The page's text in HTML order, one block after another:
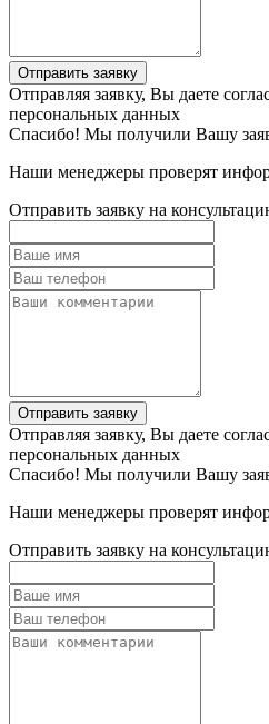
Отправить заявку
Отправляя заявку, Вы даете
персональных данных
Спасибо! Мы получили Вашу
Наши менеджеры проверят
Отправить заявку на
Отправить заявку
Отправляя заявку, Вы даете
персональных данных
Спасибо! Мы получили Вашу
Наши менеджеры проверят
Отправить заявку на